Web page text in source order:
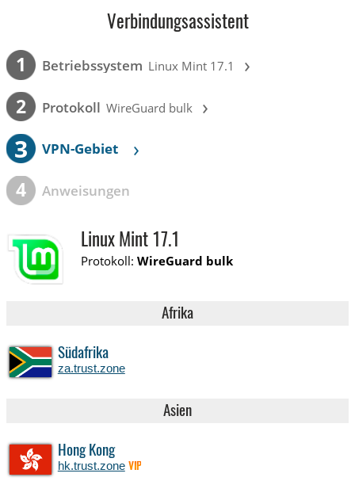
Verbindungsassistent
1 Betriebssystem Linux Mint 17.1 ›
2 Protokoll WireGuard bulk ›
3 VPN-Gebiet ›
4 Anweisungen
Linux Mint 17.1
Protokoll:WireGuard bulk
Afrika
Südafrika
za.trust.zone
Asien
Hong Kong
hk.trust.zone VIP